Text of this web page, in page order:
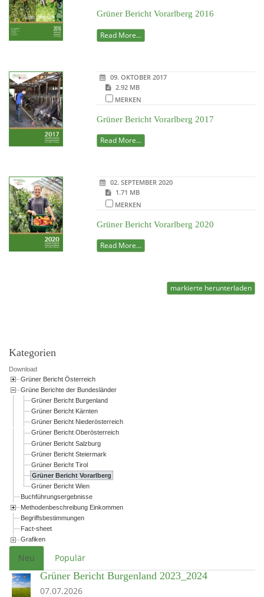
Grüner Bericht Vorarlberg 2016
Read More...
09. OKTOBER 2017
2.92 MB
MERKEN
Grüner Bericht Vorarlberg 2017
Read More...
02. SEPTEMBER 2020
1.71 MB
MERKEN
Grüner Bericht Vorarlberg 2020
Read More...
markierte herunterladen
Kategorien
Download
Grüner Bericht Österreich
Grüne Berichte der Bundesländer
Grüner Bericht Burgenland
Grüner Bericht Kärnten
Grüner Bericht Niederösterreich
Grüner Bericht Oberösterreich
Grüner Bericht Salzburg
Grüner Bericht Steiermark
Grüner Bericht Tirol
Grüner Bericht Vorarlberg
Grüner Bericht Wien
Buchführungsergebnisse
Methodenbeschreibung Einkommen
Begriffsbestimmungen
Fact-sheet
Grafiken
Neu Populär
Grüner Bericht Burgenland 2023_2024
07.07.2026